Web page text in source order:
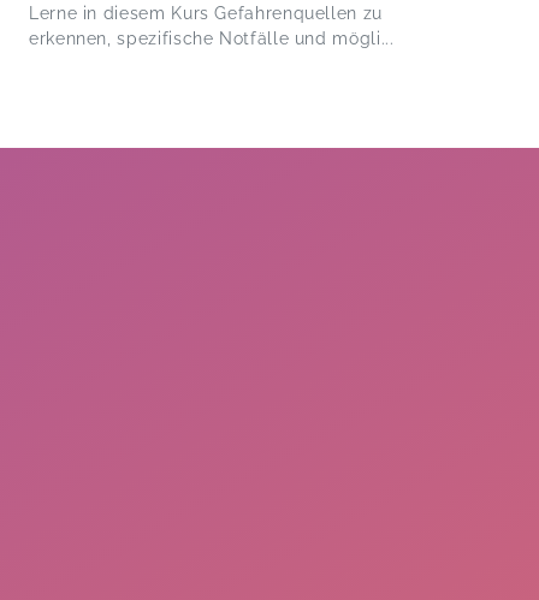
Lerne in diesem Kurs Gefahrenquellen zu
erkennen, spezifische Notfälle und mögli...